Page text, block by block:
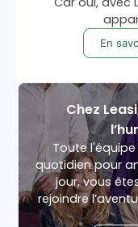
En
Chez
Toute
quotidien pour
jour, vous
rejoindre